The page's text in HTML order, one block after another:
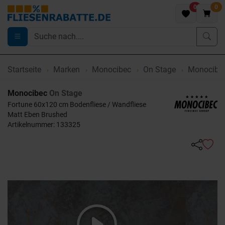
0 0
Startseite Marken Monocibec On Stage
Monocibec On Stage
Fortune 60x120 cm Bodenfliese / Wandfliese
Matt Eben Brushed
Artikelnummer: 133325